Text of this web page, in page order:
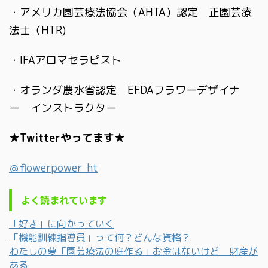
・アメリカ園芸療法協会（AHTA）認定 正園芸療
法士（HTR)
・IFAアロマセラピスト
・オランダ農水省認定 EFDAフラワーデザイナ
ー インストラクター
★Twitterやってます★
＠flowerpower_ht
よく読まれています
「好き」に向かっていく
「機能訓練指導員」って何？どんな資格？
わたしの夢「園芸療法の庭作る」お金はないけど 財産が
ある